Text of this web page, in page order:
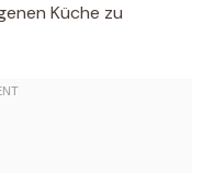
Küche zu